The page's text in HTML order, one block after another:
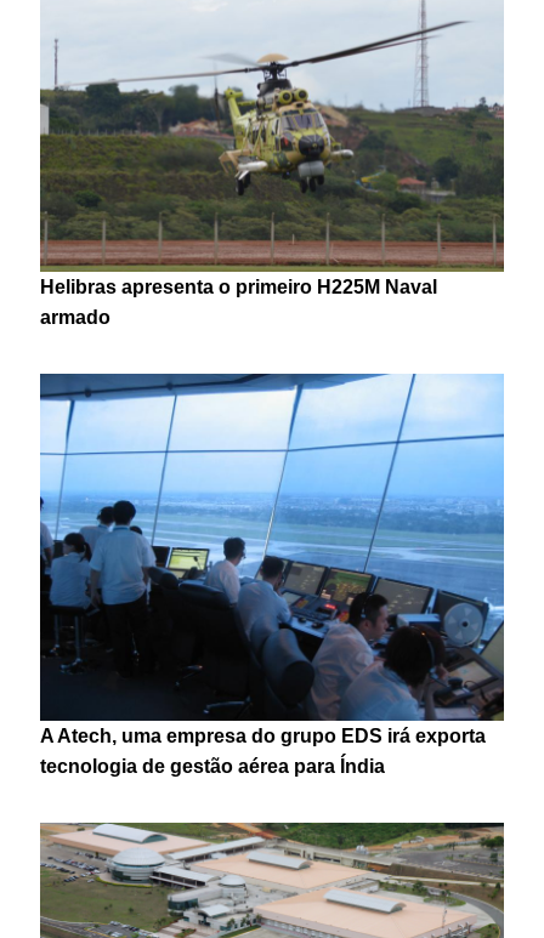
Helibras apresenta o primeiro H225M Naval
armado
A Atech, uma empresa do grupo EDS irá exporta
tecnologia de gestão aérea para Índia